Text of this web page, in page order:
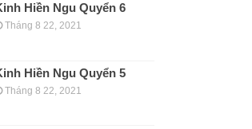
Hiền Ngu Quyển 6
Tháng 8 22, 2021
Hiền Ngu Quyển 5
Tháng 8 22, 2021